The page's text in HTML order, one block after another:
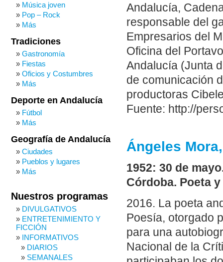
Andalucía,
responsable del
Empresarios del
Oficina del
Andalucía (Junta
de comunicación
productoras
Fuente: http://
Ángeles
1952: 30 de
Córdoba. Poeta
2016. La poeta
Poesía, otorgado
para una
Nacional de la
Música joven
Pop – Rock
Más
Tradiciones
Gastronomía
Fiestas
Oficios y Costumbres
Más
Deporte en Andalucía
Fútbol
Más
Geografía de Andalucía
Ciudades
Pueblos y lugares
Más
Nuestros programas
DIVULGATIVOS
ENTRETENIMIENTO Y
FICCIÓN
INFORMATIVOS
DIARIOS
SEMANALES